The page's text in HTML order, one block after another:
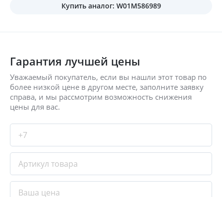
Купить аналог: W01M586989
Гарантия лучшей цены
Уважаемый покупатель, если вы нашли этот товар по
более низкой цене в другом месте, заполните заявку
справа, и мы рассмотрим возможность снижения
цены для вас.